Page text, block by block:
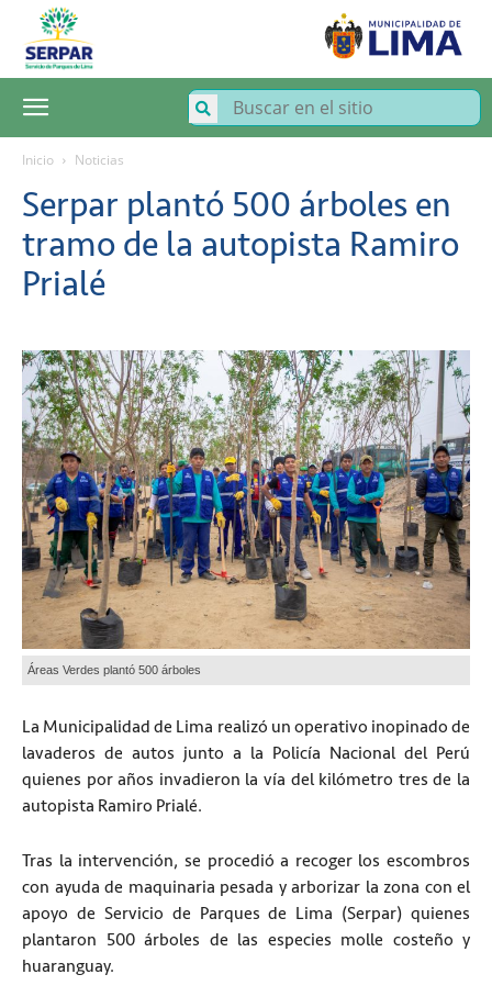
SERPAR
Servicio
de
Parques
Inicio Noticias
Serpar plantó 500 árboles en
tramo de la autopista Ramiro
Prialé
Áreas Verdes plantó 500 árboles
La Municipalidad de Lima realizó un operativo inopinado de
lavaderos de autos junto a la Policía Nacional del Perú
quienes por años invadieron la vía del kilómetro tres de la
autopista Ramiro Prialé.
Tras la intervención, se procedió a recoger los escombros
con ayuda de maquinaria pesada y arborizar la zona con el
apoyo de Servicio de Parques de Lima (Serpar) quienes
plantaron 500 árboles de las especies molle costeño y
huaranguay.